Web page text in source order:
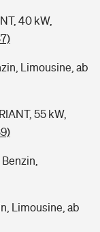
Kids
40 kW,
Limousine, ab
55 kW,
Limousine, ab